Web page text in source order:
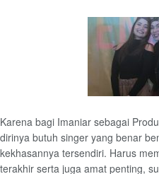
Karena bagi Imaniar sebagai
dirinya butuh singer yang benar
kekhasannya tersendiri. Harus
terakhir serta juga amat penting,